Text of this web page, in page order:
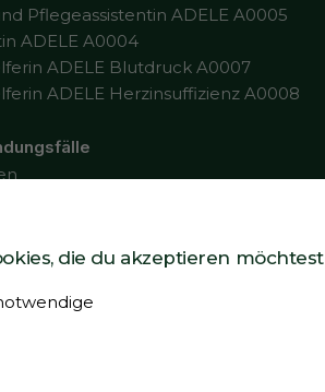
Pflegeassistentin ADELE A0005
ADELE A0004
ADELE Blutdruck A0007
ADELE Herzinsuffizienz A0008
Kundendienst
die du akzeptieren möchtest